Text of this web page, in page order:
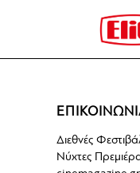
Διεθνές
Νύχτες